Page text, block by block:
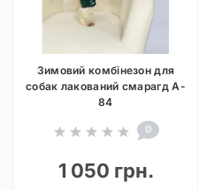
Зимовий комбінезон для
собак лакований смарагд A-
84
0
1 050 грн.